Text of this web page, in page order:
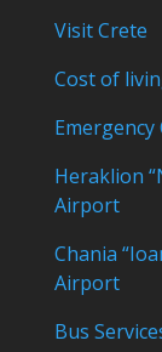
Visit Crete
Cost of
Heraklion
Airport
Chania
Airport
Bus